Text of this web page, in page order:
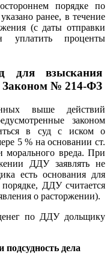
порядке по
ранее, в течение
(с даты отправки
уплатить проценты
взыскания
Законом № 214-ФЗ
выше действий
законом
в суд с иском о
5 % на основании ст.
вреда. При
ДДУ заявлять не
есть основания для
ДДУ считается
о расторжении).
по ДДУ дольщику
подсудность дела